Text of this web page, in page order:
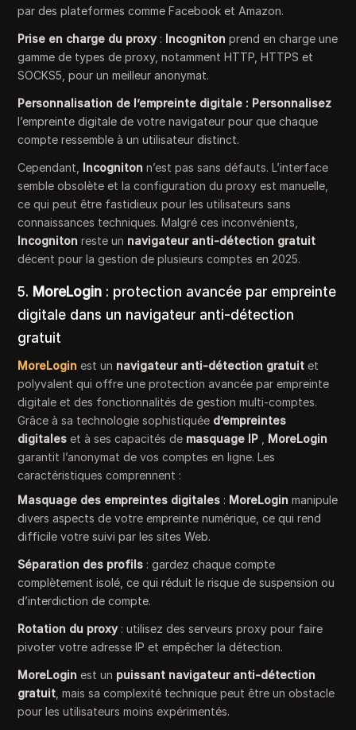
par des plateformes comme Facebook et Amazon.
Prise en charge du proxy: Incogniton prend en charge une
gamme de types de proxy, notamment HTTP, HTTPS et
SOCKS5, pour un meilleur anonymat.
Personnalisation de l’empreinte digitale : Personnalisez
l’empreinte digitale de votre navigateur pour que chaque
compte ressemble à un utilisateur distinct.
Cependant, Incogniton n’est pas sans défauts. L’interface
semble obsolète et la configuration du proxy est manuelle,
ce qui peut être fastidieux pour les utilisateurs sans
connaissances techniques. Malgré ces inconvénients,
Incogniton reste un navigateur anti-détection gratuit
décent pour la gestion de plusieurs comptes en 2025.
5. MoreLogin : protection avancée par empreinte
digitale dans un navigateur anti-détection
gratuit
MoreLogin est un navigateur anti-détection gratuit et
polyvalent qui offre une protection avancée par empreinte
digitale et des fonctionnalités de gestion multi-comptes.
Grâce à sa technologie sophistiquée d’empreintes
digitales et à ses capacités de masquage IP
MoreLogin
garantit l’anonymat de vos comptes en ligne. Les
caractéristiques comprennent :
Masquage des empreintes digitales : MoreLogin manipule
divers aspects de votre empreinte numérique, ce qui rend
difficile votre suivi par les sites Web.
Séparation des profils : gardez chaque compte
complètement isolé, ce qui réduit le risque de suspension ou
d’interdiction de compte.
Rotation du proxy: utilisez des serveurs proxy pour faire
pivoter votre adresse IP et empêcher la détection.
MoreLogin est un puissant navigateur anti-détection
gratuit , mais sa complexité technique peut être un obstacle
pour les utilisateurs moins expérimentés.